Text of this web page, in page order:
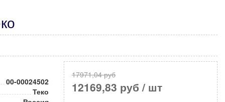
00-00024502
Теко
17971,04 руб
12169,83 руб / шт